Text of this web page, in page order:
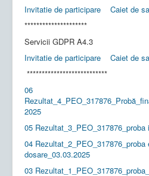
Invitatie de participare
Caiet de
*********************
Servicii GDPR A4.3
Invitatie de participare
Caiet de
***************************
06
2025
05
04 Rezultat_2_PEO_317876_proba
dosare_03.03.2025
03